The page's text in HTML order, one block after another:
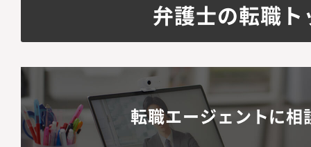
弁護士の転職ト
転職エージェントに相